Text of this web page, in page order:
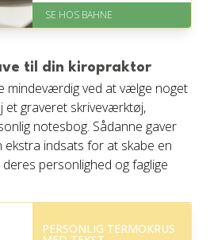
På lager
Levering: 1-3 hverdage
SE HOS BAHNE
til din kiropraktor
mindeværdig ved at vælge noget
et graveret skriveværktøj,
notesbog. Sådanne gaver
ekstra indsats for at skabe en
personlighed og faglige
PERSONLIG TERMOKRUS